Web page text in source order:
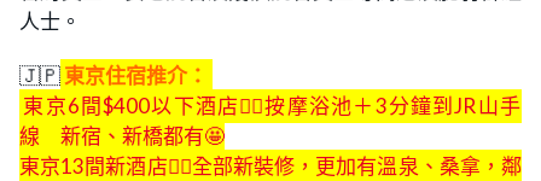
人士。
🇯🇵東京住宿推介：
東京6間$400以下酒店👍🏻按摩浴池＋3分鐘到JR山手
線 新宿、新橋都有🤩
東京13間新酒店👍🏻全部新裝修，更加有溫泉、桑拿，鄰